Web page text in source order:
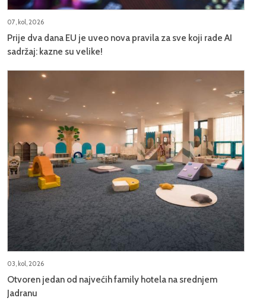
07, kol, 2026
Prije dva dana EU je uveo nova pravila za sve koji rade AI
sadržaj: kazne su velike!
03, kol, 2026
Otvoren jedan od najvećih family hotela na srednjem
Jadranu